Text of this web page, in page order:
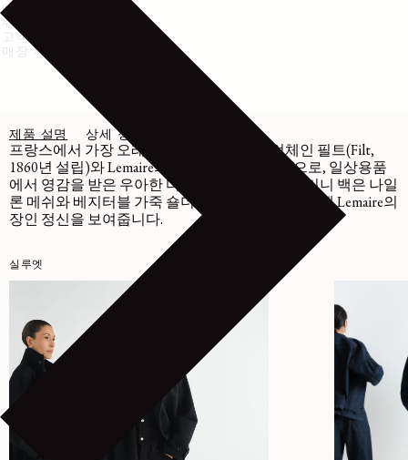
배송 및 반품
취급 방법
고객센터
매장 재고 확인
제품 설명 상세 정보
프랑스에서 가장 오래된 네트 쇼퍼백 제조업체인 필트(Filt,
1860년 설립)와 Lemaire의 협업으로 탄생한 백으로, 일상용품
에서 영감을 받은 우아한 디자인이 특징입니다. 미니 백은 나일
론 메쉬와 베지터블 가죽 숄더 스트랩의 조합을 통해 Lemaire의
장인 정신을 보여줍니다.
실루엣